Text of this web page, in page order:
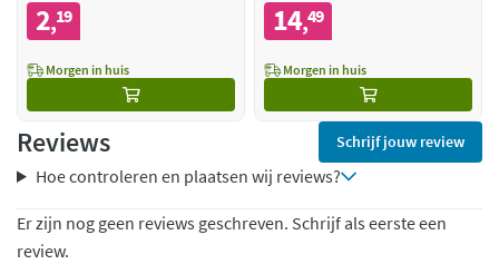
2,19
Morgen in huis
14,49
Morgen in huis
Reviews Schrijf jouw review
Hoe controleren en plaatsen wij reviews?
Er zijn nog geen reviews geschreven. Schrijf als eerste een
review.